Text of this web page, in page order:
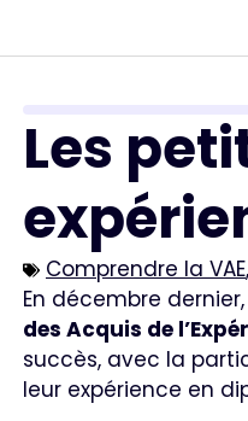
Les
Comprendre la VAE,
En décembre
des Acquis de
succès, avec la
leur expérience en